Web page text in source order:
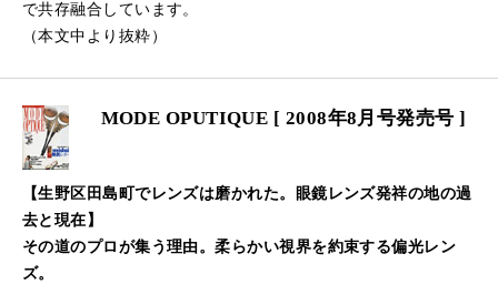
で共存融合しています。
（本文中より抜粋）
MODE OPUTIQUE [ 2008年8月号発売号 ]
【生野区田島町でレンズは磨かれた。眼鏡レンズ発祥の地の過
去と現在】
その道のプロが集う理由。柔らかい視界を約束する偏光レン
ズ。